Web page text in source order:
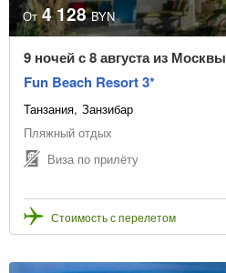
От 4 128 BYN
9 ночей с 8 августа из Москвы
Fun Beach Resort 3*
Танзания Занзибар
Пляжный отдых
Виза по прилёту
Стоимость с перелетом